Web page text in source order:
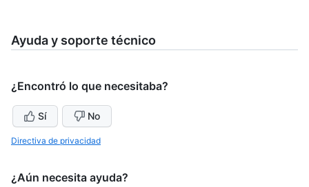
Ayuda y soporte técnico
¿Encontró lo que necesitaba?
Sí No
Directiva de privacidad
¿Aún necesita ayuda?